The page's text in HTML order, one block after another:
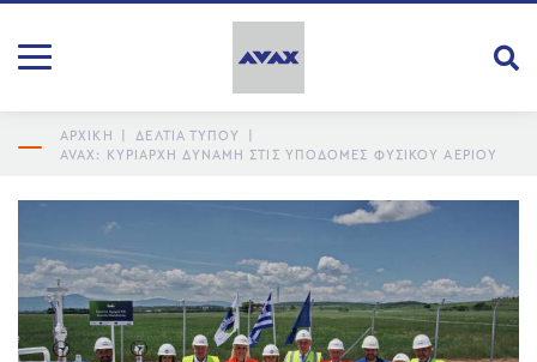
ΑΡΧΙΚΗ ΔΕΛΤΙΑ ΤΥΠΟΥ
AVAX: ΚΥΡΊΑΡΧΗ ΔΎΝΑΜΗ ΣΤΙΣ ΥΠΟΔΟΜΈΣ ΦΥΣΙΚΟΎ ΑΕΡΊΟΥ